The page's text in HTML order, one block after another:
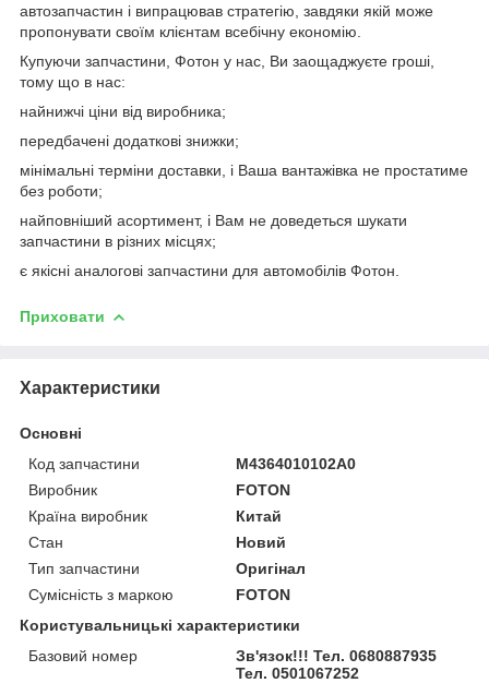
автозапчастин і випрацював стратегію, завдяки якій може
пропонувати своїм клієнтам всебічну економію.
Купуючи запчастини, Фотон у нас, Ви заощаджуєте гроші,
тому що в нас:
найнижчі ціни від виробника;
передбачені додаткові знижки;
мінімальні терміни доставки, і Ваша вантажівка не простатиме
без роботи;
найповніший асортимент, і Вам не доведеться шукати
запчастини в різних місцях;
є якісні аналогові запчастини для автомобілів Фотон.
Приховати
Характеристики
Основні
Код запчастини
M4364010102A0
Виробник
FOTON
Країна виробник
Китай
Стан
Новий
Тип запчастини
Оригінал
Сумісність з маркою
FOTON
Користувальницькі характеристики
Базовий номер
Зв'язок!!! Тел. 0680887935
Тел. 0501067252